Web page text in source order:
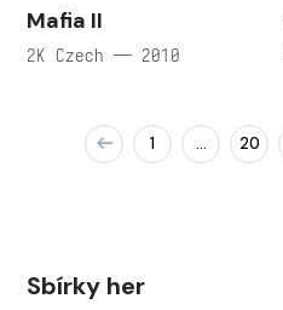
Mafia II
2K Czech — 2010
1 … 20
Sbírky her